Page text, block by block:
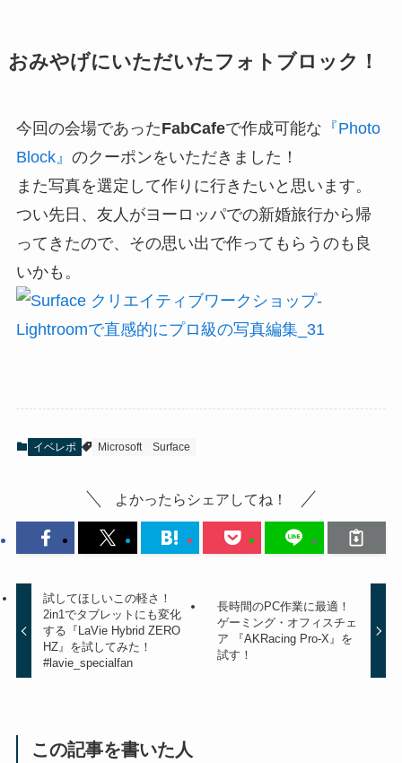
おみやげにいただいたフォトブロック！
今回の会場であったFabCafeで作成可能な 『Photo
Block』 のクーポンをいただきました！
また写真を選定して作りに行きたいと思います。
つい先日、友人がヨーロッパでの新婚旅行から帰
ってきたので、その思い出で作ってもらうのも良
いかも。
イベレポ Microsoft Surface
よかったらシェアしてね！
試してほしいこの軽さ！
2in1でタブレットにも変化
する『LaVie Hybrid ZERO
HZ』を試してみた！
#lavie_specialfan
長時間のPC作業に最適！
ゲーミング・オフィスチェ
ア 『AKRacing Pro-X』を
試す！
この記事を書いた人